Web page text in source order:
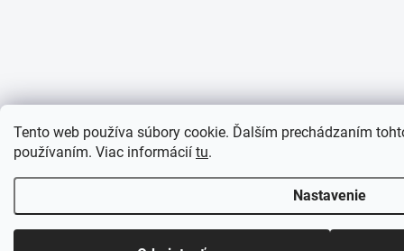
Tento web používa súbory cookie. Ďalším prechádzaním
používaním. Viac informácií tu.
Nastavenie